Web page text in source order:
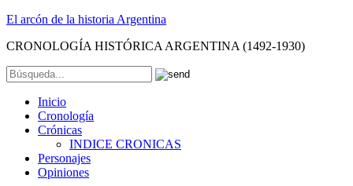
El arcón de la historia Argentina
CRONOLOGÍA HISTÓRICA ARGENTINA (1492-1930)
Inicio
Cronología
Crónicas
INDICE CRONICAS
Personajes
Opiniones